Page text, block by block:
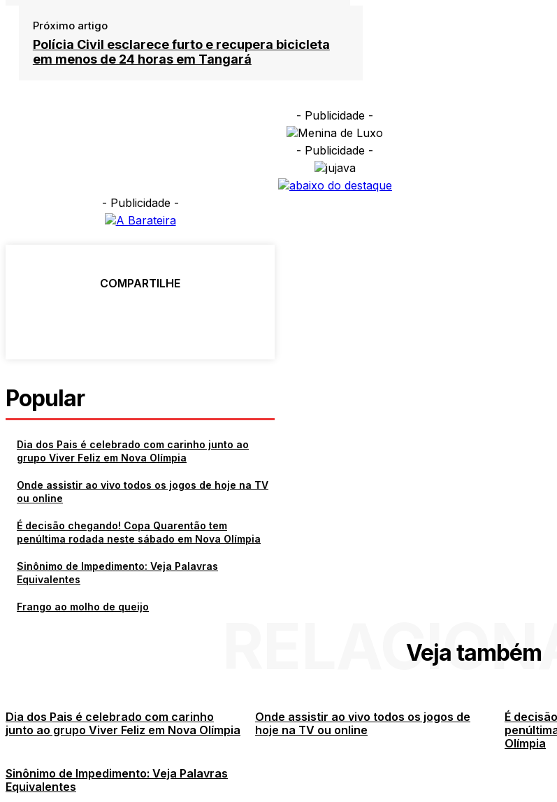
Próximo artigo
Polícia Civil esclarece furto e recupera bicicleta
em menos de 24 horas em Tangará
- Publicidade -
- Publicidade -
- Publicidade -
COMPARTILHE
Popular
Dia dos Pais é celebrado com carinho junto ao
grupo Viver Feliz em Nova Olímpia
Onde assistir ao vivo todos os jogos de hoje na TV
ou online
É decisão chegando! Copa Quarentão tem
penúltima rodada neste sábado em Nova Olímpia
Sinônimo de Impedimento: Veja Palavras
Equivalentes
Frango ao molho de queijo
Veja também
Dia dos Pais é celebrado com carinho
junto ao grupo Viver Feliz em Nova Olímpia
Onde assistir ao vivo todos os jogos de
hoje na TV ou online
É
Olímpia
Sinônimo de Impedimento: Veja Palavras
Equivalentes